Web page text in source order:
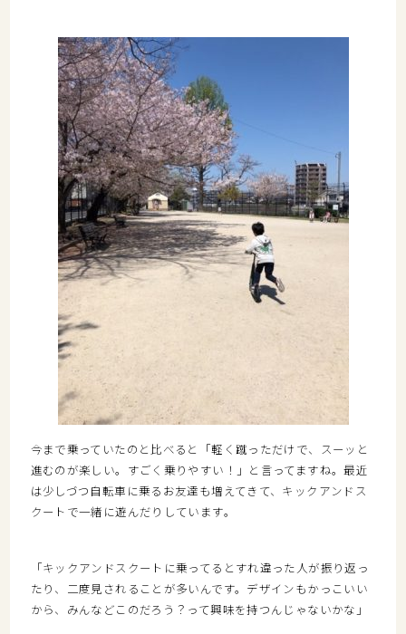
今まで乗っていたのと比べると「軽く蹴っただけで、スーッと
進むのが楽しい。すごく乗りやすい！」と言ってますね。最近
は少しづつ自転車に乗るお友達も増えてきて、キックアンドス
クートで一緒に遊んだりしています。
「キックアンドスクートに乗ってるとすれ違った人が振り返っ
たり、二度見されることが多いんです。デザインもかっこいい
から、みんなどこのだろう？って興味を持つんじゃないかな」